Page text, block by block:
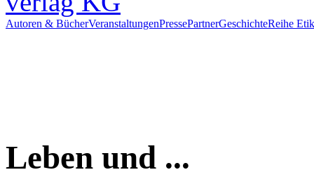
Autoren & BücherVeranstaltungenPressePartnerGeschichteReihe
Leben und ...